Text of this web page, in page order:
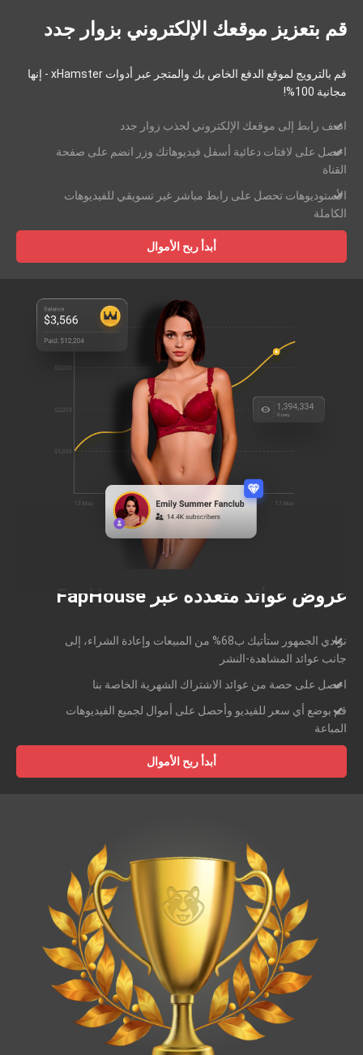
قم بتعزيز موقعك الإلكتروني بزوار جدد
قم بالترويج لموقع الدفع الخاص بك والمتجر عبر أدوات xHamster - إنها
مجانية 100%!
اضف رابط إلى موقعك الإلكتروني لجذب زوار جدد
احصل على لافتات دعائية أسفل فيديوهاتك وزر انضم على صفحة
القناة
الأستوديوهات تحصل على رابط مباشر غير تسويقي للفيديوهات
الكاملة
أبدأ ربح الأموال
عروض عوائد متعددة عبر FapHouse
نوادي الجمهور ستأتيك ب68% من المبيعات وإعادة الشراء، إلى
جانب عوائد المشاهدة-النشر
احصل على حصة من عوائد الاشتراك الشهرية الخاصة بنا
قم بوضع أي سعر للفيديو وأحصل على أموال لجميع الفيديوهات
المباعة
أبدأ ربح الأموال